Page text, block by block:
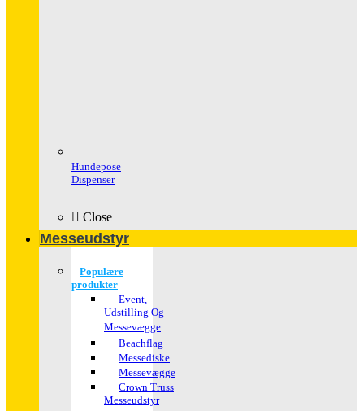
Hundepose
Dispenser
Close
Messeudstyr
Populære
produkter
Event,
Udstilling Og
Messevægge
Beachflag
Messediske
Messevægge
Crown Truss
Messeudstyr